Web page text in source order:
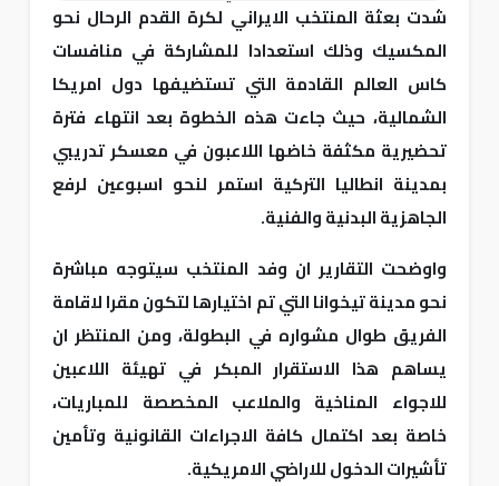
شدت بعثة المنتخب الايراني لكرة القدم الرحال نحو
المكسيك وذلك استعدادا للمشاركة في منافسات
كاس العالم القادمة التي تستضيفها دول امريكا
الشمالية، حيث جاءت هذه الخطوة بعد انتهاء فترة
تحضيرية مكثفة خاضها اللاعبون في معسكر تدريبي
بمدينة انطاليا التركية استمر لنحو اسبوعين لرفع
الجاهزية البدنية والفنية.
واوضحت التقارير ان وفد المنتخب سيتوجه مباشرة
نحو مدينة تيخوانا التي تم اختيارها لتكون مقرا لاقامة
الفريق طوال مشواره في البطولة، ومن المنتظر ان
يساهم هذا الاستقرار المبكر في تهيئة اللاعبين
للاجواء المناخية والملاعب المخصصة للمباريات،
خاصة بعد اكتمال كافة الاجراءات القانونية وتأمين
تأشيرات الدخول للاراضي الامريكية.